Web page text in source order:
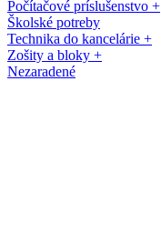
Počítačové príslušenstvo +
Školské potreby
Technika do kancelárie +
Zošity a bloky +
Nezaradené